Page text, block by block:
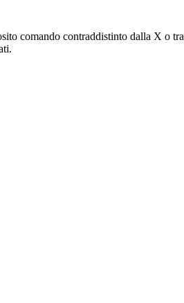
comando contraddistinto dalla X o